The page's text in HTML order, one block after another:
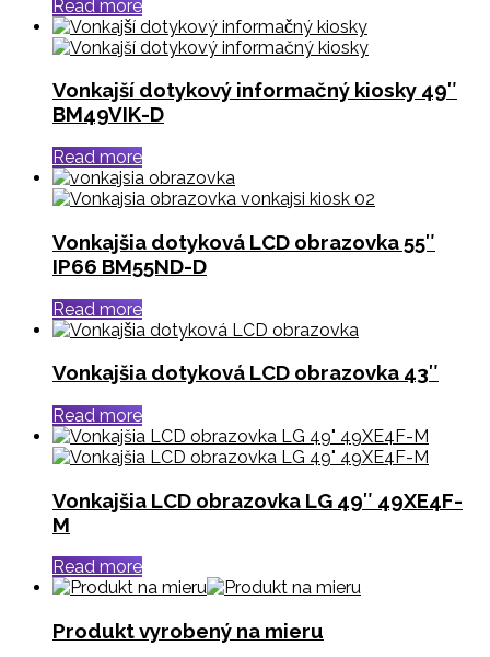
Read more
Vonkajší dotykový informačný kiosky 49″
BM49VIK-D
Read more
Vonkajšia dotyková LCD obrazovka 55″
IP66 BM55ND-D
Read more
Vonkajšia dotyková LCD obrazovka 43″
Read more
Vonkajšia LCD obrazovka LG 49″ 49XE4F-
M
Read more
Produkt vyrobený na mieru